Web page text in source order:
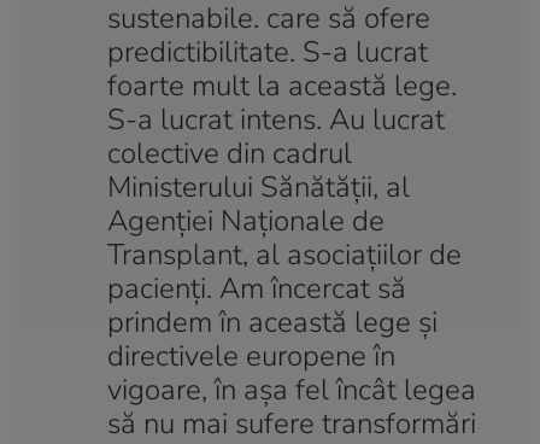
sustenabile. care să ofere
predictibilitate. S-a lucrat
foarte mult la această lege.
S-a lucrat intens. Au lucrat
colective din cadrul
Ministerului Sănătății, al
Agenției Naționale de
Transplant, al asociaţiilor de
pacienţi. Am încercat să
prindem în această lege şi
directivele europene în
vigoare, în aşa fel încât legea
să nu mai sufere transformări